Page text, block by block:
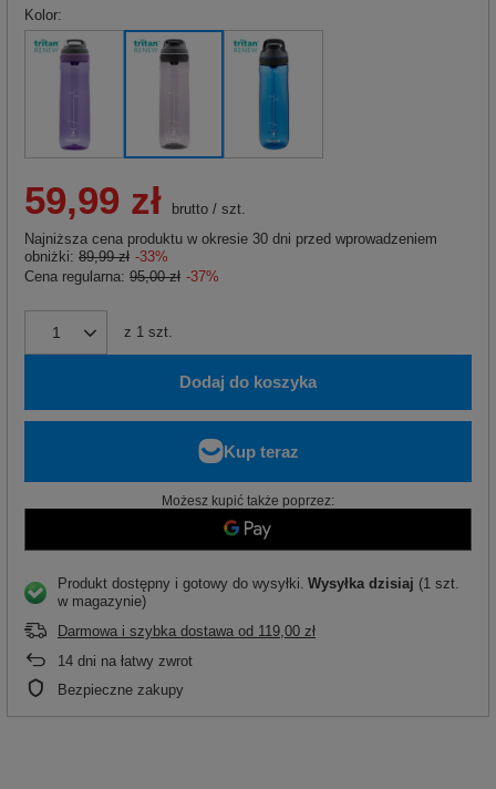
Kolor
59,99 zł brutto / szt.
Najniższa cena produktu w okresie 30 dni przed wprowadzeniem
obniżki: 89,99 zł -33%
Cena regularna: 95,00 zł -37%
z 1 szt.
Dodaj do koszyka
Możesz kupić także poprzez:
Produkt dostępny i gotowy do wysyłki Wysyłka dzisiaj (1 szt.
w magazynie)
Darmowa i szybka dostawa od 119,00 zł
14 dni na łatwy zwrot
Bezpieczne zakupy